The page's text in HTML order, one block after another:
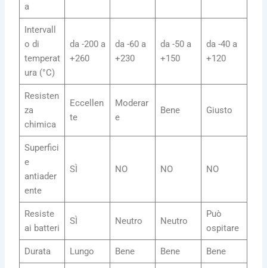
a
Intervall
o di
temperat
ura (°C)
da -200 a
+260
da -60 a
+230
da -50 a
+150
da -40 a
+120
Resisten
za
chimica
Eccellen
te
Moderar
e
Bene Giusto
Superfici
e
antiader
ente
SÌ NO NO NO
Resiste
ai batteri
SÌ Neutro Neutro
Può
ospitare
Durata Lungo Bene Bene Bene